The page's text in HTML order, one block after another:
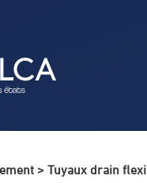
>
Tuyaux drain